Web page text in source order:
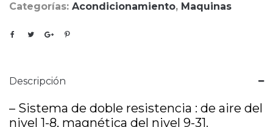
Categorías: Acondicionamiento, Maquinas
Descripción
– Sistema de doble resistencia : de aire del
nivel 1-8, magnética del nivel 9-31.